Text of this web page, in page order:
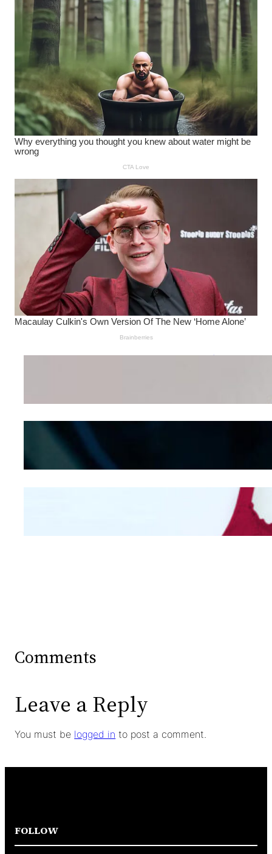
Wanita Pamer Pakaian
Kepribadian
Mengintip Kepribadian
Wanita Dari Warna Bra
Comments
Leave a Reply
You must be logged in to post a comment.
FOLLOW